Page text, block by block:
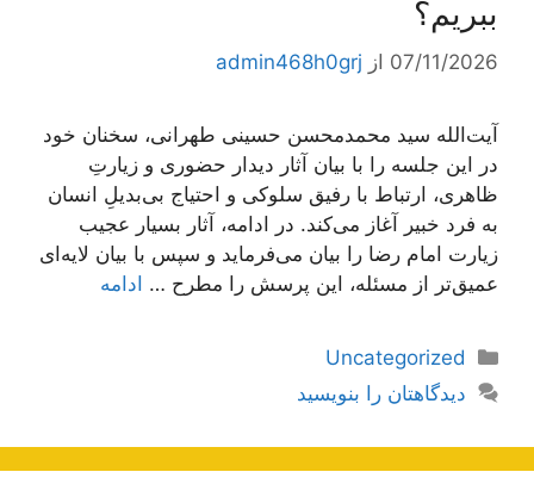
ببریم؟
07/11/2026 از admin468h0grj
آیت‌الله سید محمدمحسن حسینی طهرانی، سخنان خود
در این جلسه را با بیان آثار دیدار حضوری و زیارتِ
ظاهری، ارتباط با رفیق سلوکی و احتیاج بی‌بدیلِ انسان
به فرد خبیر آغاز می‌کند. در ادامه، آثار بسیار عجیب
زیارت امام رضا را بیان می‌فرماید و سپس با بیان لایه‌ای
عمیق‌تر از مسئله، این پرسش را مطرح … ادامه
دسته‌ها
Uncategorized
دیدگاهتان را بنویسید